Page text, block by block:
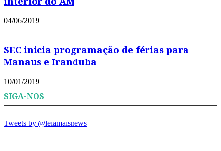
04/06/2019
SEC inicia programação de férias para
Manaus e Iranduba
10/01/2019
SIGA-NOS
Tweets by @leiamaisnews